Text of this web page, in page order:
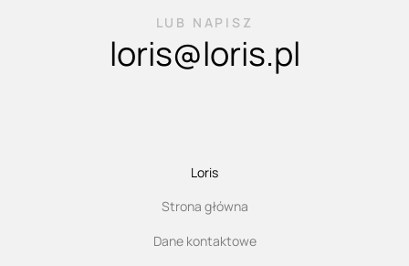
LUB NAPISZ
loris@loris.pl
Loris
Strona główna
Dane kontaktowe